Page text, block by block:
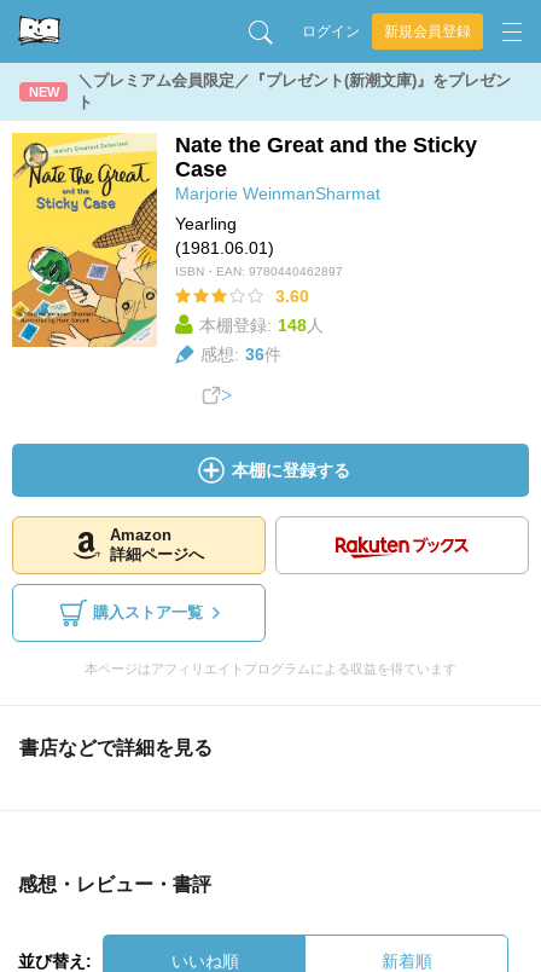
ログイン 新規会員登録
NEW
＼プレミアム会員限定／『プレゼント(新潮文庫)』をプレゼン
ト
Nate the Great and the Sticky
Case
Marjorie WeinmanSharmat
Yearling
(1981.06.01)
ISBN・EAN: 9780440462897
3.60
本棚登録: 148人
感想: 36件
本棚に登録する
Amazon
詳細ページへ
購入ストア一覧
本ページはアフィリエイトプログラムによる収益を得ています
書店などで詳細を見る
感想・レビュー・書評
並び替え: いいね順 新着順